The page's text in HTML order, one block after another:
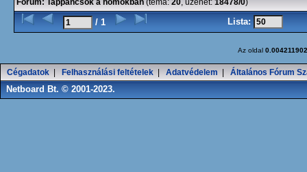
Fórum: Tappancsok a homokban (téma: 20, üzenet: 18478/0)
/ 1 Lista:
Az oldal
Cégadatok Felhasználási feltételek Adatvédelem Általános Fórum
Netboard Bt. © 2001-2023.